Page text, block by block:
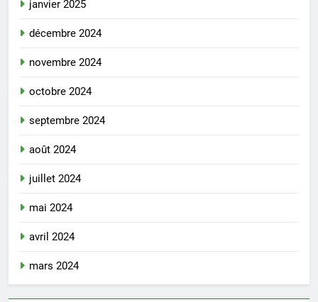
janvier 2025
décembre 2024
novembre 2024
octobre 2024
septembre 2024
août 2024
juillet 2024
mai 2024
avril 2024
mars 2024